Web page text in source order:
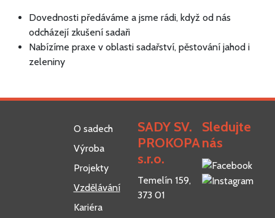
Dovednosti předáváme a jsme rádi, když od nás
odcházejí zkušení sadaři
Nabízíme praxe v oblasti sadařství, pěstování jahod i
zeleniny
O sadech
Výroba
Projekty
Vzdělávání
Kariéra
SADY SV.
PROKOPA
s.r.o.
Temelín 159,
373 01
Sledujte
nás